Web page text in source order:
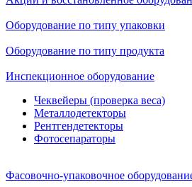
Оборудование по типу упаковки
Оборудование по типу продукта
Инспекционное оборудование
Чеквейеры (проверка веса)
Металлодетекторы
Рентгендетекторы
Фотосепараторы
Фасовочно-упаковочное